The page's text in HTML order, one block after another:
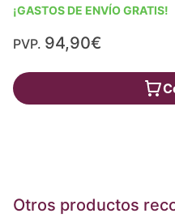
¡GASTOS DE ENVÍO GRATIS!
PVP. 94,90€
Otros productos